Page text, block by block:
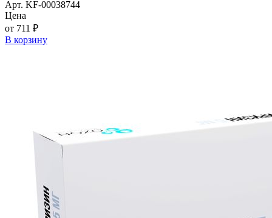
Арт. KF-00038744
Цена
от 711 ₽
В корзину